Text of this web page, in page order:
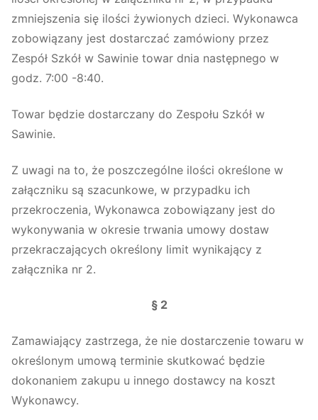
zmniejszenia się ilości żywionych dzieci. Wykonawca
zobowiązany jest dostarczać zamówiony przez
Zespół Szkół w Sawinie towar dnia następnego w
godz. 7:00 -8:40.
Towar będzie dostarczany do Zespołu Szkół w
Sawinie.
Z uwagi na to, że poszczególne ilości określone w
załączniku są szacunkowe, w przypadku ich
przekroczenia, Wykonawca zobowiązany jest do
wykonywania w okresie trwania umowy dostaw
przekraczających określony limit wynikający z
załącznika nr 2.
§ 2
Zamawiający zastrzega, że nie dostarczenie towaru w
określonym umową terminie skutkować będzie
dokonaniem zakupu u innego dostawcy na koszt
Wykonawcy.